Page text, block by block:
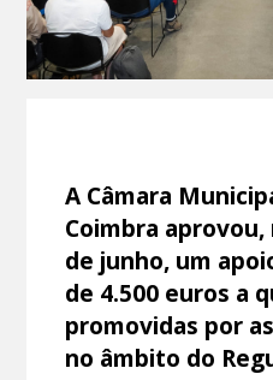
A Câmara
Coimbra
de junho, um
de 4.500 euros a
promovidas por
no âmbito do